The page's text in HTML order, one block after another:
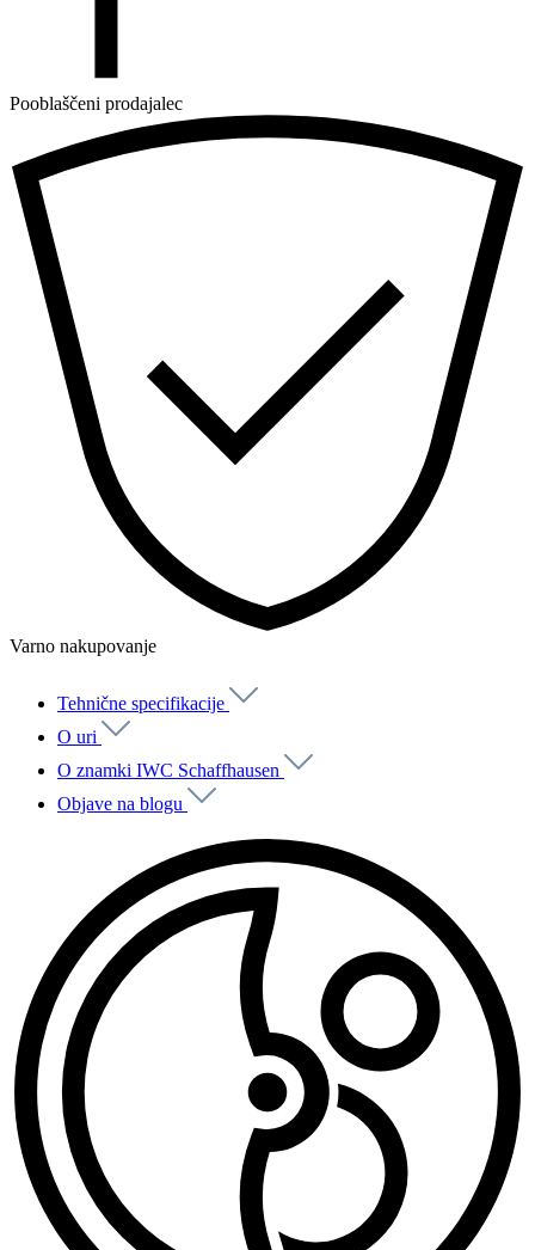
Pooblaščeni prodajalec
Varno nakupovanje
Tehnične specifikacije
O uri
O znamki IWC Schaffhausen
Objave na blogu